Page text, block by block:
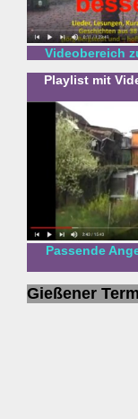
Videobereich
Playlist mit
Passende
Gießener